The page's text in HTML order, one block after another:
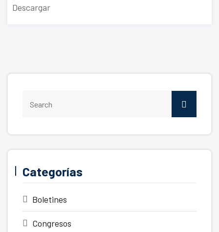
Descargar
Categorías
Boletines
Congresos